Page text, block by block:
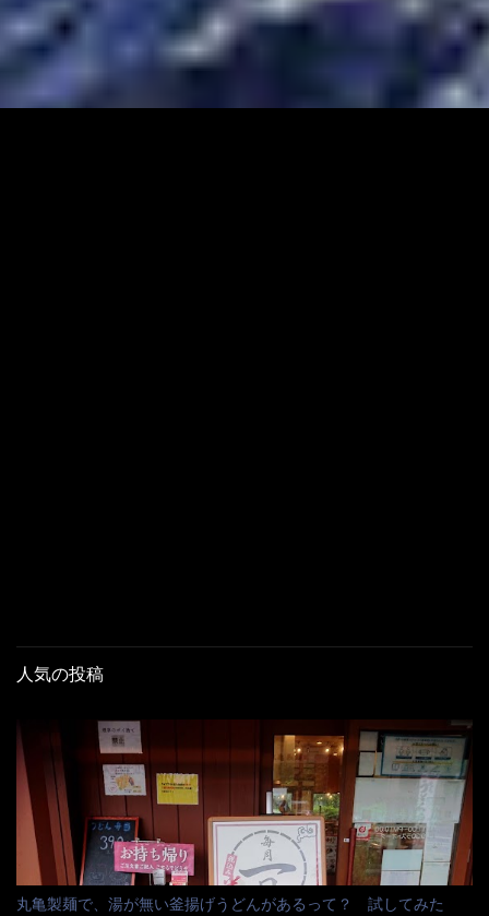
人気の投稿
丸亀製麺で、湯が無い釜揚げうどんがあるって？ 試してみた